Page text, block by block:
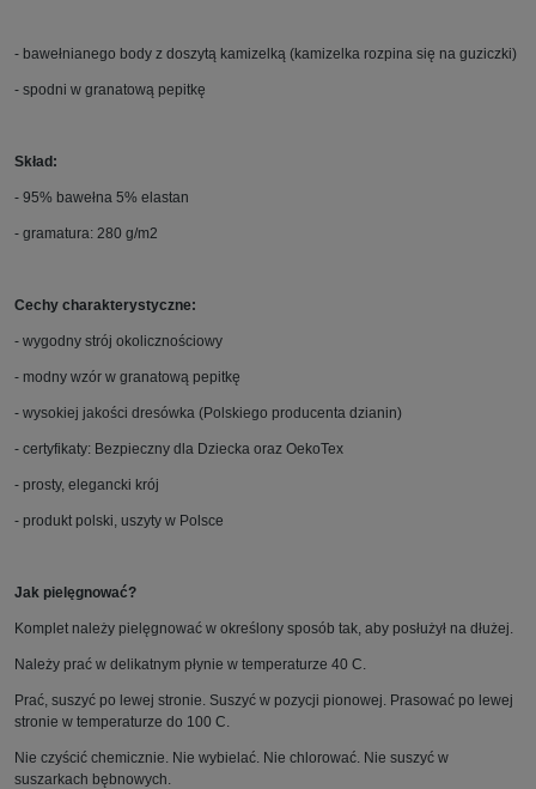
- bawełnianego body z doszytą kamizelką (kamizelka rozpina się na guziczki)
- spodni w granatową pepitkę
Skład:
- 95% bawełna 5% elastan
- gramatura: 280 g/m2
Cechy charakterystyczne:
- wygodny strój okolicznościowy
- modny wzór w granatową pepitkę
- wysokiej jakości dresówka (Polskiego producenta dzianin)
- certyfikaty: Bezpieczny dla Dziecka oraz OekoTex
- prosty, elegancki krój
- produkt polski, uszyty w Polsce
Jak pielęgnować?
Komplet należy pielęgnować w określony sposób tak, aby posłużył na dłużej.
Należy prać w delikatnym płynie w temperaturze 40 C.
Prać, suszyć po lewej stronie. Suszyć w pozycji pionowej. Prasować po lewej
stronie w temperaturze do 100 C.
Nie czyścić chemicznie. Nie wybielać. Nie chlorować. Nie suszyć w
suszarkach bębnowych.